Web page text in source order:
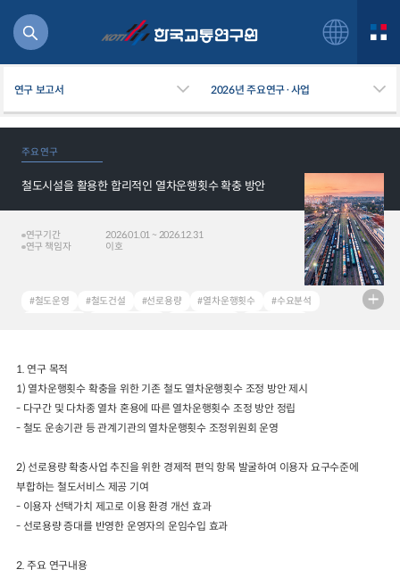
연구 보고서 2026년 주요연구·사업
주요 연구
철도시설을 활용한 합리적인 열차운행횟수 확충 방안
연구기간
2026.01.01 ~ 2026.12.31
연구 책임자
이호
#철도운영 #철도건설 #선로용량 #열차운행횟수
#수요분석
1.연구 목적
1) 열차운행횟수 확충을 위한 기존 철도 열차운행횟수 조정 방안 제시
- 다구간 및 다차종 열차 혼용에 따른 열차운행횟수 조정 방안 정립
- 철도 운송기관 등 관계기관의 열차운행횟수 조정위원회 운영
2) 선로용량 확충사업 추진을 위한 경제적 편익 항목 발굴하여 이용자 요구수준에
부합하는 철도서비스 제공 기여
- 이용자 선택가치 제고로 이용 환경 개선 효과
- 선로용량 증대를 반영한 운영자의 운임수입 효과
2.주요 연구내용
일반사업보고서
2024년 국가교통조사 및 분석
전국여객OD 여객통행량
수단분담모형
여객OD현행화
권역별통행지표
사회경제지표
기획도서
2024 생활물류 서비스 보
택배 배달대행